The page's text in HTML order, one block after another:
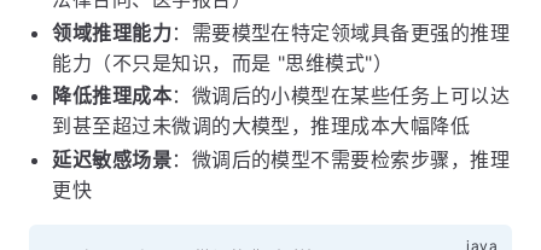
领域推理能力：需要模型在特定领域具备更强的推理
能力（不只是知识，而是 "思维模式"）
降低推理成本：微调后的小模型在某些任务上可以达
到甚至超过未微调的大模型，推理成本大幅降低
延迟敏感场景：微调后的模型不需要检索步骤，推理
更快